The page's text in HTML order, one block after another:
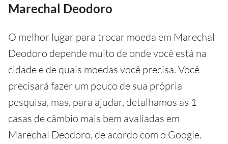
Marechal Deodoro
O melhor lugar para trocar moeda em Marechal
Deodoro depende muito de onde você está na
cidade e de quais moedas você precisa. Você
precisará fazer um pouco de sua própria
pesquisa, mas, para ajudar, detalhamos as 1
casas de câmbio mais bem avaliadas em
Marechal Deodoro, de acordo com o Google.